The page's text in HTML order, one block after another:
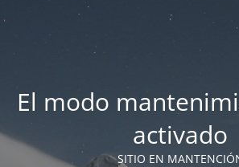
El modo
activado
SITIO EN